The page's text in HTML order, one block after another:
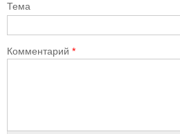
Тема
Комментарий *